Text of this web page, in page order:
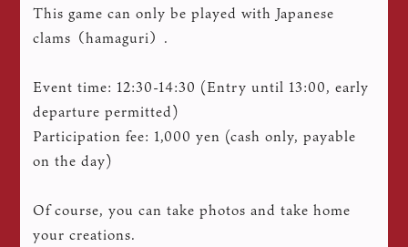
This game can only be played with Japanese
clams（hamaguri）.
Event time: 12:30-14:30 (Entry until 13:00, early
departure permitted)
Participation fee: 1,000 yen (cash only, payable
on the day)
Of course, you can take photos and take home
your creations.